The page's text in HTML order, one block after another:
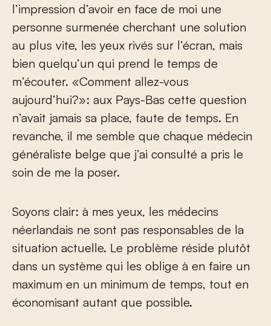
l’impression d’avoir en face de moi une
personne surmenée cherchant une solution
au plus vite, les yeux rivés sur l’écran, mais
bien quelqu’un qui prend le temps de
m’écouter. «Comment allez-vous
aujourd’hui?»: aux Pays-Bas cette question
n’avait jamais sa place, faute de temps. En
revanche, il me semble que chaque médecin
généraliste belge que j’ai consulté a pris le
soin de me la poser.
Soyons clair: à mes yeux, les médecins
néerlandais ne sont pas responsables de la
situation actuelle. Le problème réside plutôt
dans un système qui les oblige à en faire un
maximum en un minimum de temps, tout en
économisant autant que possible.